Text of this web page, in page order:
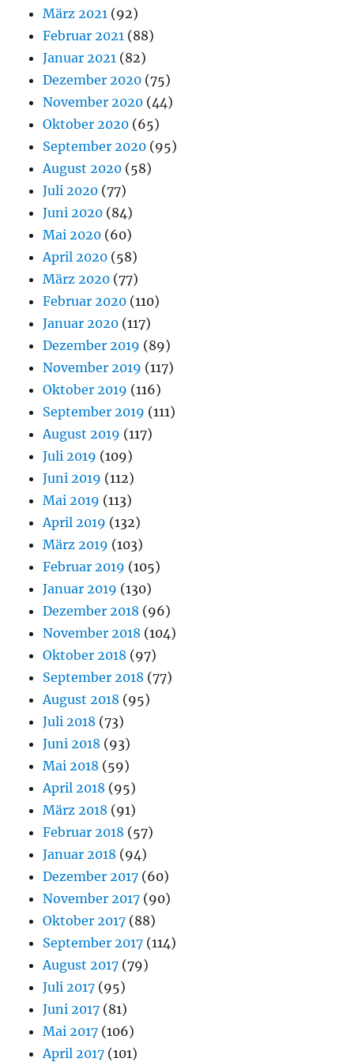
März 2021 (92)
Februar 2021 (88)
Januar 2021 (82)
Dezember 2020 (75)
November 2020 (44)
Oktober 2020 (65)
September 2020 (95)
August 2020 (58)
Juli 2020 (77)
Juni 2020 (84)
Mai 2020 (60)
April 2020 (58)
März 2020 (77)
Februar 2020 (110)
Januar 2020 (117)
Dezember 2019 (89)
November 2019 (117)
Oktober 2019 (116)
September 2019 (111)
August 2019 (117)
Juli 2019 (109)
Juni 2019 (112)
Mai 2019 (113)
April 2019 (132)
März 2019 (103)
Februar 2019 (105)
Januar 2019 (130)
Dezember 2018 (96)
November 2018 (104)
Oktober 2018 (97)
September 2018 (77)
August 2018 (95)
Juli 2018 (73)
Juni 2018 (93)
Mai 2018 (59)
April 2018 (95)
März 2018 (91)
Februar 2018 (57)
Januar 2018 (94)
Dezember 2017 (60)
November 2017 (90)
Oktober 2017 (88)
September 2017 (114)
August 2017 (79)
Juli 2017 (95)
Juni 2017 (81)
Mai 2017 (106)
April 2017 (101)